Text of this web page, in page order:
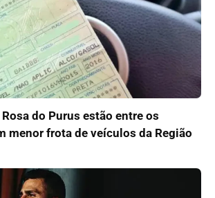
do Purus estão entre os
menor frota de veículos da Região